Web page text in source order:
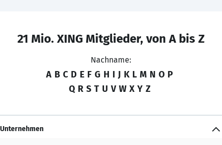
21 Mio. XING Mitglieder, von A bis Z
Nachname:
A B C D E F G H I J K L M N O P
Q R S T U V W X Y Z
Unternehmen